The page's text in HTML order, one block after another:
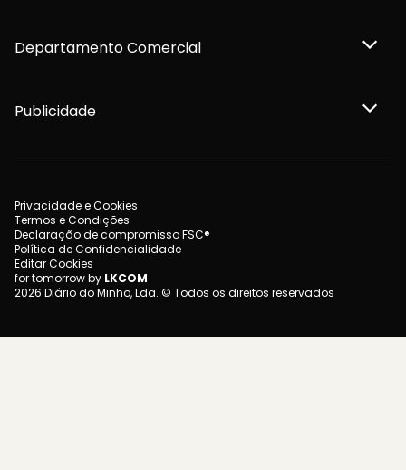
Departamento Comercial
Publicidade
Privacidade e Cookies
Termos e Condições
Declaração de compromisso FSC®
Política de Confidencialidade
Editar Cookies
for tomorrow by LKCOM
2026 Diário do Minho, Lda. © Todos os direitos reservados